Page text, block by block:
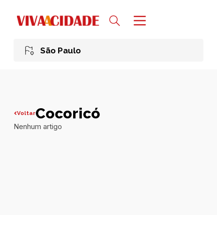
São Paulo
VoltarCocoricó
Nenhum artigo